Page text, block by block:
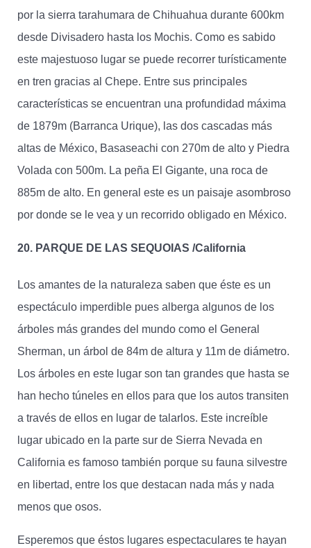
por la sierra tarahumara de Chihuahua durante 600km
desde Divisadero hasta los Mochis. Como es sabido
este majestuoso lugar se puede recorrer turísticamente
en tren gracias al Chepe. Entre sus principales
características se encuentran una profundidad máxima
de 1879m (Barranca Urique), las dos cascadas más
altas de México, Basaseachi con 270m de alto y Piedra
Volada con 500m. La peña El Gigante, una roca de
885m de alto. En general este es un paisaje asombroso
por donde se le vea y un recorrido obligado en México.
20. PARQUE DE LAS SEQUOIAS /California
Los amantes de la naturaleza saben que éste es un
espectáculo imperdible pues alberga algunos de los
árboles más grandes del mundo como el General
Sherman, un árbol de 84m de altura y 11m de diámetro.
Los árboles en este lugar son tan grandes que hasta se
han hecho túneles en ellos para que los autos transiten
a través de ellos en lugar de talarlos. Este increíble
lugar ubicado en la parte sur de Sierra Nevada en
California es famoso también porque su fauna silvestre
en libertad, entre los que destacan nada más y nada
menos que osos.
Esperemos que éstos lugares espectaculares te hayan